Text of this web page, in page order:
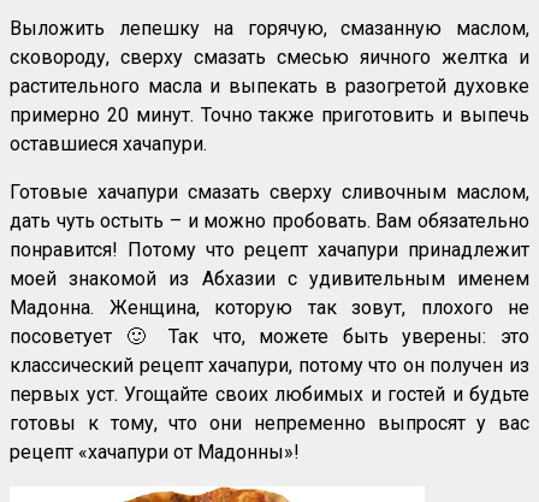
Выложить лепешку на горячую, смазанную маслом,
сковороду, сверху смазать смесью яичного желтка и
растительного масла и выпекать в разогретой духовке
примерно 20 минут. Точно также приготовить и выпечь
оставшиеся хачапури.
Готовые хачапури смазать сверху сливочным маслом,
дать чуть остыть – и можно пробовать. Вам обязательно
понравится! Потому что рецепт хачапури принадлежит
моей знакомой из Абхазии с удивительным именем
Мадонна. Женщина, которую так зовут, плохого не
посоветует 🙂 Так что, можете быть уверены: это
классический рецепт хачапури, потому что он получен из
первых уст. Угощайте своих любимых и гостей и будьте
готовы к тому, что они непременно выпросят у вас
рецепт «хачапури от Мадонны»!